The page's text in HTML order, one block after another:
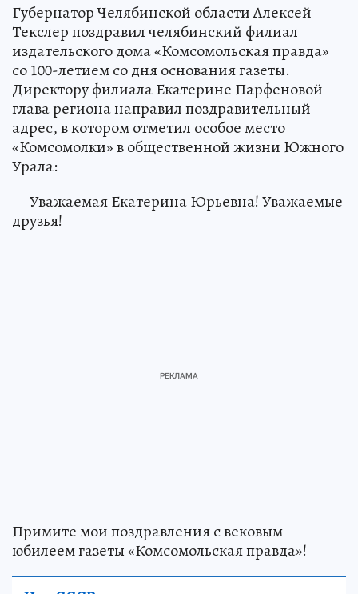
Губернатор Челябинской области Алексей
Текслер поздравил челябинский филиал
издательского дома «Комсомольская правда»
со 100-летием со дня основания газеты.
Директору филиала Екатерине Парфеновой
глава региона направил поздравительный
адрес, в котором отметил особое место
«Комсомолки» в общественной жизни Южного
Урала:
— Уважаемая Екатерина Юрьевна! Уважаемые
друзья!
Примите мои поздравления с вековым
юбилеем газеты «Комсомольская правда»!